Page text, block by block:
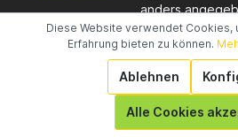
anders
Realisiert mit
Diese Website verwendet Cookies,
Erfahrung bieten zu können.
Ablehnen
Alle Cookies